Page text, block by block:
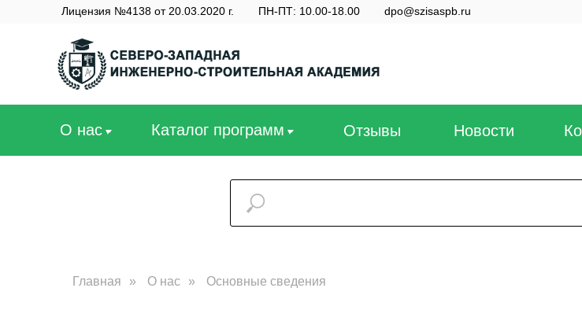
О нас Каталог программ Отзывы Новости
Лицензия №4138 от 20.03.2020 г. dpo@szisaspb.ru
ПН-ПТ: 10.00-18.00
▼
▼
Главная » О нас » Основные сведения